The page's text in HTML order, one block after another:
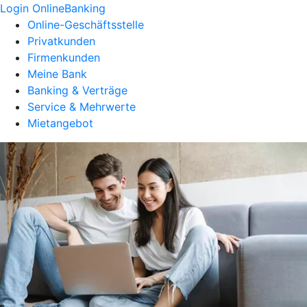
Login OnlineBanking
Online-Geschäftsstelle
Privatkunden
Firmenkunden
Meine Bank
Banking & Verträge
Service & Mehrwerte
Mietangebot